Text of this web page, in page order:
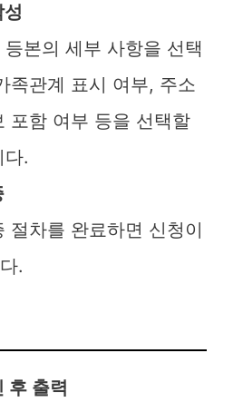
등본의 세부 사항을 선택
족관계 표시 여부, 주소
포함 여부 등을 선택할
다.
절차를 완료하면 신청이
.
후 출력